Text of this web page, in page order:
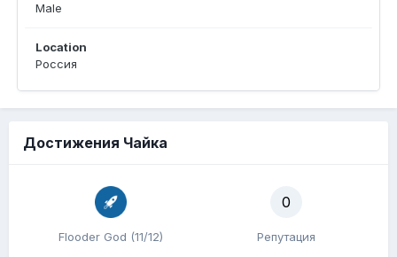
Male
Location
Россия
Достижения Чайка
Flooder God (11/12)
0
Репутация